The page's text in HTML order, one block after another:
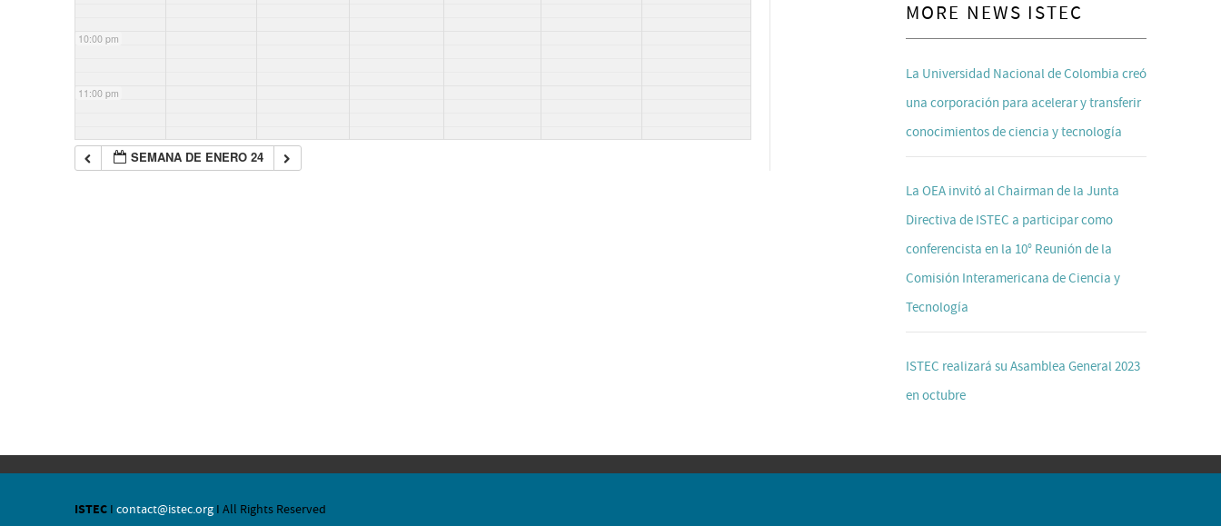
10:00 pm
11:00 pm
SEMANA DE ENERO 24
MORE NEWS ISTEC
La Universidad Nacional de Colombia creó
una corporación para acelerar y transferir
conocimientos de ciencia y tecnología
La OEA invitó al Chairman de la Junta
Directiva de ISTEC a participar como
conferencista en la 10° Reunión de la
Comisión Interamericana de Ciencia y
Tecnología
ISTEC realizará su Asamblea General 2023
en octubre
ISTEC I contact@istec.org I All Rights Reserved